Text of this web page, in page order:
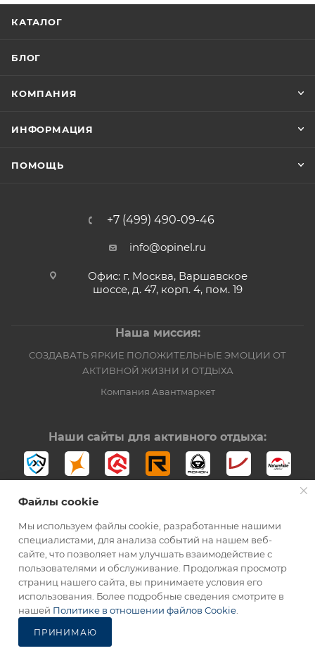
КАТАЛОГ
БЛОГ
КОМПАНИЯ
ИНФОРМАЦИЯ
ПОМОЩЬ
+7 (499) 490-09-46
info@opinel.ru
Офис: г. Москва, Варшавское
шоссе, д. 47, корп. 4, пом. 19
Наша миссия:
СОЗДАВАТЬ ЯРКИЕ ПОЛОЖИТЕЛЬНЫЕ ЭМОЦИИ ОТ
АКТИВНОЙ ЖИЗНИ И ОТДЫХА
Компания Авантмаркет
Наши сайты для активного отдыха:
2012-2026 © Официальный дистрибьютор Opinel в России
Файлы cookie
Мы используем файлы cookie, разработанные нашими
специалистами, для анализа событий на нашем веб-
сайте, что позволяет нам улучшать взаимодействие с
пользователями и обслуживание. Продолжая просмотр
страниц нашего сайта, вы принимаете условия его
использования. Более подробные сведения смотрите в
нашей Политике в отношении файлов Cookie
ПРИНИМАЮ
Каталог
Избранные